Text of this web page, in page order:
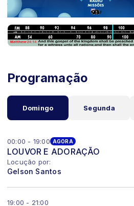
Programação
Domingo Segunda
00:00 - 19:00 AGORA
LOUVOR E ADORAÇÃO
Locução por:
Gelson Santos
19:00 - 21:00